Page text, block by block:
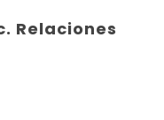
Relaciones